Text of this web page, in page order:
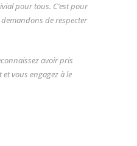
pour tous. C’est pour
de respecter
avoir pris
vous engagez à le